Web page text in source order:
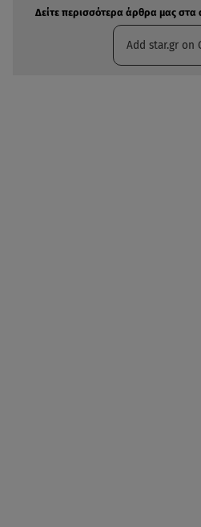
Δείτε περισσότερα άρθρα μας
Add star.gr on